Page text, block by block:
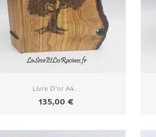
Livre D'or A4...
Prix
135,00 €